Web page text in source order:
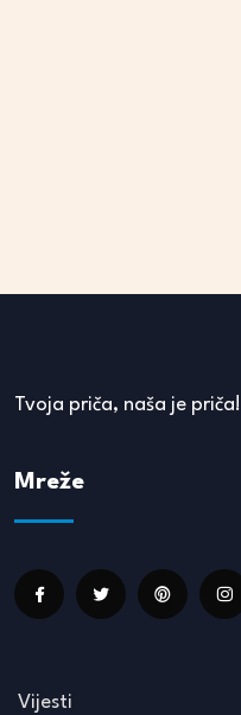
Tvoja priča, naša je priča!
Mreže
Vijesti